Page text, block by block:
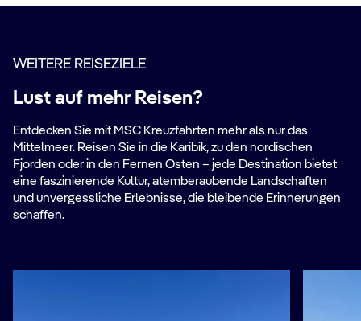
WEITERE REISEZIELE
Lust auf mehr Reisen?
Entdecken Sie mit MSC Kreuzfahrten mehr als nur das
Mittelmeer. Reisen Sie in die Karibik, zu den nordischen
Fjorden oder in den Fernen Osten – jede Destination bietet
eine faszinierende Kultur, atemberaubende Landschaften
und unvergessliche Erlebnisse, die bleibende Erinnerungen
schaffen.